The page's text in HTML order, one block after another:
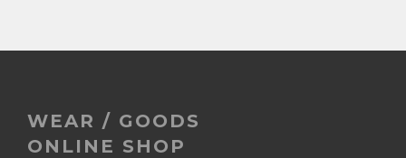
WEAR / GOODS
ONLINE SHOP